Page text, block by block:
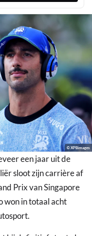
© XPBimages
een jaar uit de
sloot zijn carrière af
Prix van Singapore
won in totaal acht